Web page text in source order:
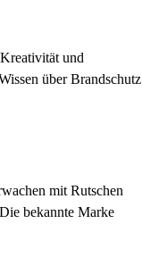
und
über Brandschutz
mit Rutschen
bekannte Marke